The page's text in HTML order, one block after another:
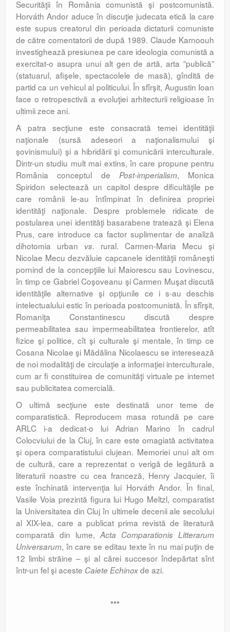
Securităţii în România comunistă şi postcomunistă.
Horváth Andor aduce în discuţie judecata etică la care
este supus creatorul din perioada dictaturii comuniste
de către comentatorii de după 1989. Claude Karnoouh
investighează presiunea pe care ideologia comunistă a
exercitat-o asupra unui alt gen de artă, arta ”publică”
(statuarul, afişele, spectacolele de masă), gîndită de
partid ca un vehicul al politicului. În sfîrşit, Augustin Ioan
face o retropesctivă a evoluţiei arhitecturii religioase în
ultimii zece ani.
A patra secţiune este consacrată temei identităţii
naţionale (sursă adeseori a naţionalismului şi
şovinismului) şi a hibridării şi comunicării interculturale.
Dintr-un studiu mult mai extins, în care propune pentru
România conceptul de Post-imperialism, Monica
Spiridon selectează un capitol despre dificultăţile pe
care românii le-au întîmpinat în definirea propriei
identităţi naţionale. Despre problemele ridicate de
postularea unei identităţi basarabene tratează şi Elena
Prus, care introduce ca factor suplimentar de analiză
dihotomia urban vs. rural. Carmen-Maria Mecu şi
Nicolae Mecu dezvăluie capcanele identităţii româneşti
pornind de la concepţiile lui Maiorescu sau Lovinescu,
în timp ce Gabriel Coşoveanu şi Carmen Muşat discută
identităţile alternative şi opţiunile ce i s-au deschis
intelectualului estic în perioada postcomunistă. În sfîrşit,
Romaniţa Constantinescu discută despre
permeabilitatea sau impermeabilitatea frontierelor, atît
fizice şi politice, cît şi culturale şi mentale, în timp ce
Cosana Nicolae şi Mădălina Nicolaescu se interesează
de noi modalităţi de circulaţie a informaţiei interculturale,
cum ar fi constituirea de comunităţi virtuale pe internet
sau publicitatea comercială.
O ultimă secţiune este destinată unor teme de
comparatistică. Reproducem masa rotundă pe care
ARLC i-a dedicat-o lui Adrian Marino în cadrul
Colocviului de la Cluj, în care este omagiată activitatea
şi opera comparatistului clujean. Memoriei unui alt om
de cultură, care a reprezentat o verigă de legătură a
literaturii noastre cu cea franceză, Henry Jacquier, îi
este închinată intervenţia lui Horváth Andor. În final,
Vasile Voia prezintă figura lui Hugo Meltzl, comparatist
la Universitatea din Cluj în ultimele decenii ale secolului
al XIX-lea, care a publicat prima revistă de literatură
comparată din lume, Acta Comparationis Litterarum
Universarum, în care se editau texte în nu mai puţin de
12 limbi străine – şi al cărei succesor îndepărtat sînt
într-un fel şi aceste Caiete Echinoxde azi.
***